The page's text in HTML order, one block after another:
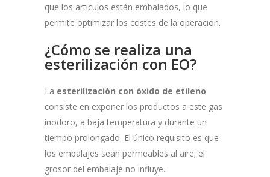
que los artículos están embalados, lo que
permite optimizar los costes de la operación.
¿Cómo se realiza una
esterilización con EO?
La esterilización con óxido de etileno
consiste en exponer los productos a este gas
inodoro, a baja temperatura y durante un
tiempo prolongado. El único requisito es que
los embalajes sean permeables al aire; el
grosor del embalaje no influye.